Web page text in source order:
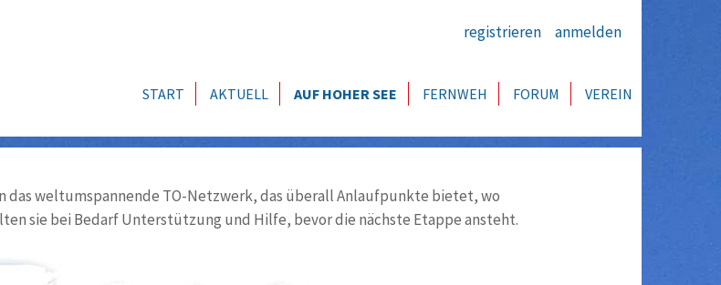
registrieren anmelden
START AKTUELL AUF HOHER SEE FERNWEH FORUM VEREIN
weltumspannende TO-Netzwerk, das überall Anlaufpunkte bietet, wo
sie bei Bedarf Unterstützung und Hilfe, bevor die nächste Etappe ansteht.